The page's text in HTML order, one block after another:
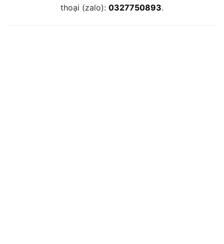
thoại (zalo): 0327750893.